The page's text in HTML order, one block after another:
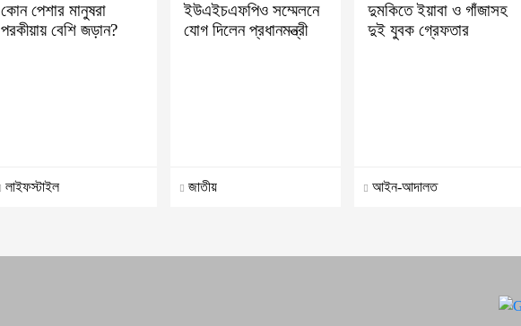
কোন পেশার মানুষরা
পরকীয়ায় বেশি জড়ান?
লাইফস্টাইল
ইউএইচএফপিও সম্মেলনে
যোগ দিলেন প্রধানমন্ত্রী
জাতীয়
দুমকিতে ইয়াবা ও গাঁজাসহ
দুই যুবক গ্রেফতার
আইন-আদালত